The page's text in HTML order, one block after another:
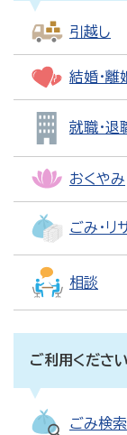
引越し
結婚・離
就職・退
おくやみ
ごみ・リ
相談
ご利用くださ
ごみ検索